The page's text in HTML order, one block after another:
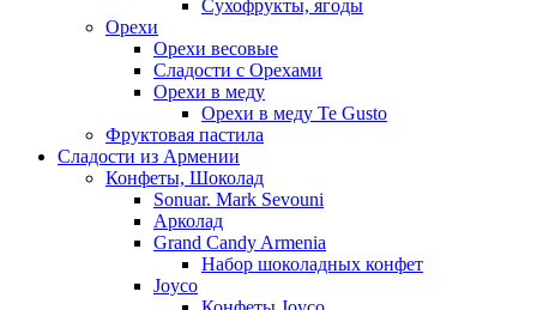
Сухофрукты, ягоды
Орехи
Орехи весовые
Сладости с Орехами
Орехи в меду
Орехи в меду Te Gusto
Фруктовая пастила
Сладости из Армении
Конфеты, Шоколад
Sonuar. Mark Sevouni
Арколад
Grand Candy Armenia
Набор шоколадных конфет
Joyco